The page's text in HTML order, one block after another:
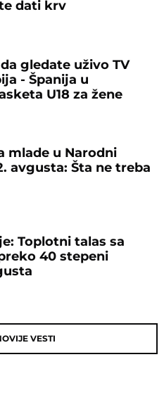
dati krv
gledate uživo TV
- Španija u
U18 za žene
mlade u Narodni
avgusta: Šta ne treba
Toplotni talas sa
40 stepeni
VESTI